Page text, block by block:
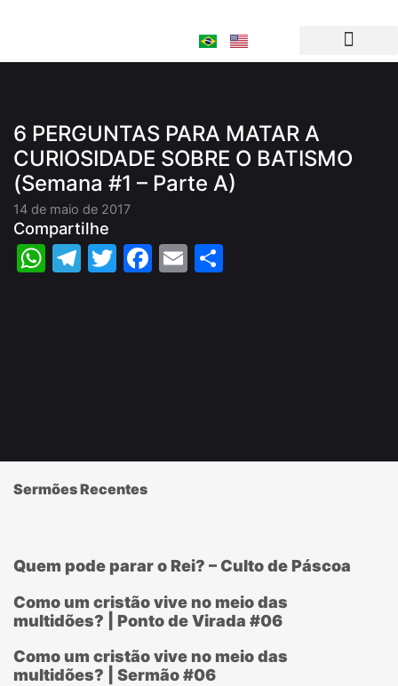
conteúdo
6 PERGUNTAS PARA MATAR A
CURIOSIDADE SOBRE O BATISMO
(Semana #1 – Parte A)
14 de maio de 2017
Compartilhe
WhatsApp
Telegram
Twitter
Facebook
Email
Sermões Recentes
Quem pode parar o Rei? – Culto de Páscoa
Como um cristão vive no meio das
multidões? | Ponto de Virada #06
Como um cristão vive no meio das
multidões? | Sermão #06